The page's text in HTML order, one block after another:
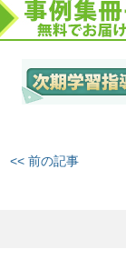
<< 前の記事